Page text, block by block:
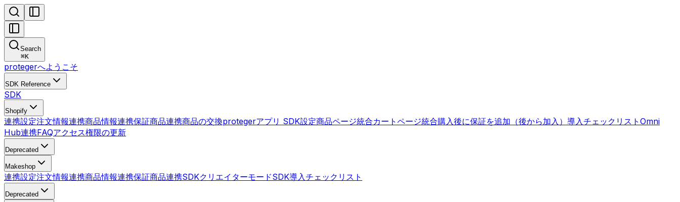
Search
⌘K
protegerへようこそ
SDK Reference
SDK
Shopify
連携設定注文情報連携商品情報連携保証商品連携商品の交換protegerアプリ SDK設定商品ページ統合カートページ統合購入後に保証を追加（後から加入） 導入チェックリスト Omni
Hub連携FAQアクセス権限の更新
Deprecated
Makeshop
連携設定注文情報連携商品情報連携保証商品連携SDKクリエイターモードSDK導入チェックリスト
Deprecated